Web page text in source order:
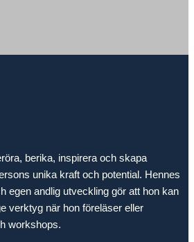
berika, inspirera och skapa
unika kraft och potential. Hennes
egen andlig utveckling gör att hon kan
verktyg när hon föreläser eller
workshops.